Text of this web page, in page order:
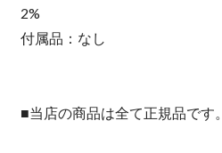
2%
付属品：なし
■当店の商品は全て正規品です。